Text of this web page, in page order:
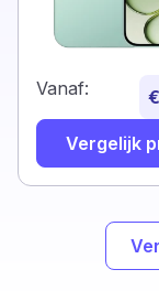
Vanaf:
Vergelijk